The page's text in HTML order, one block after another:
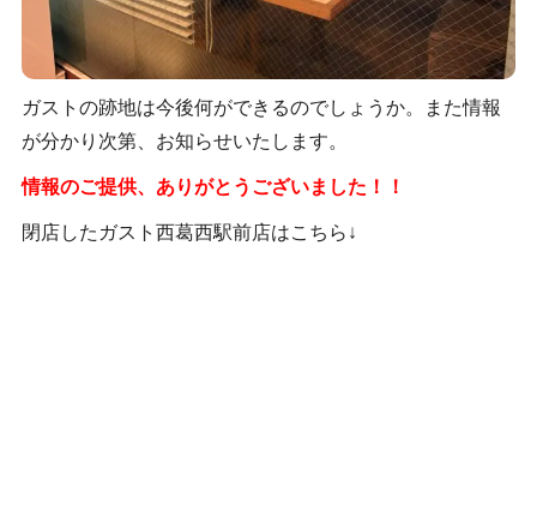
ガストの跡地は今後何ができるのでしょうか。また情報
が分かり次第、お知らせいたします。
情報のご提供、ありがとうございました！！
閉店したガスト西葛西駅前店はこちら↓